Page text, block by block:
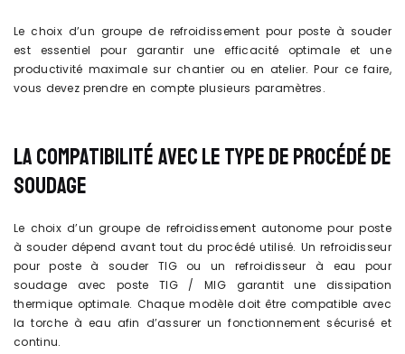
Le choix d’un groupe de refroidissement pour poste à souder
est essentiel pour garantir une efficacité optimale et une
productivité maximale sur chantier ou en atelier. Pour ce faire,
vous devez prendre en compte plusieurs paramètres.
LA COMPATIBILITÉ AVEC LE TYPE DE PROCÉDÉ DE
SOUDAGE
Le choix d’un groupe de refroidissement autonome pour poste
à souder dépend avant tout du procédé utilisé. Un refroidisseur
pour poste à souder TIG ou un refroidisseur à eau pour
soudage avec poste TIG / MIG garantit une dissipation
thermique optimale. Chaque modèle doit être compatible avec
la torche à eau afin d’assurer un fonctionnement sécurisé et
continu.